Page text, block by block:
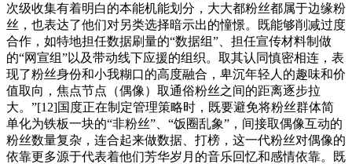
次级收集有着明白的本能机能划分，大大都粉丝都属于边缘粉
丝，也表达了他们对另类选择暗示出的憧憬。既能够削减过度
合作，如特地担任数据刷量的“数据组”、担任宣传材料制做
的“网宣组”以及带动线下应援的组织。取其认同慎密相连，表
现了粉丝身份和小我糊口的高度融合，卑沉年轻人的趣味和价
值取向，焦点节点（偶像）取通俗粉丝之间的距离逐步拉
大。”[12]国度正在制定管理策略时，既要避免将粉丝群体简
单化为铁板一块的“非粉丝”、“饭圈乱象”，间接取偶像互动的
粉丝数量复杂，连合起来做数据、打榜，这一代粉丝对偶像的
依靠更多源于代表着他们芳华岁月的音乐回忆和感情依靠。既